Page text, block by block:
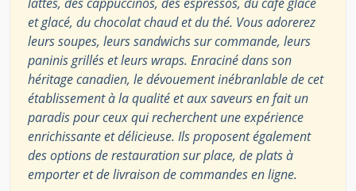
lattes, des cappuccinos, des espressos, du café glacé
et glacé, du chocolat chaud et du thé. Vous adorerez
leurs soupes, leurs sandwichs sur commande, leurs
paninis grillés et leurs wraps. Enraciné dans son
héritage canadien, le dévouement inébranlable de cet
établissement à la qualité et aux saveurs en fait un
paradis pour ceux qui recherchent une expérience
enrichissante et délicieuse. Ils proposent également
des options de restauration sur place, de plats à
emporter et de livraison de commandes en ligne.